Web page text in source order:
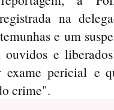
na
e um
e
exame pericial e
crime".